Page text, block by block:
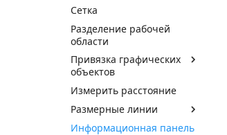
Сетка
Разделение рабочей
области
Привязка графических
объектов
Измерить расстояние
Размерные линии
Информационная панель